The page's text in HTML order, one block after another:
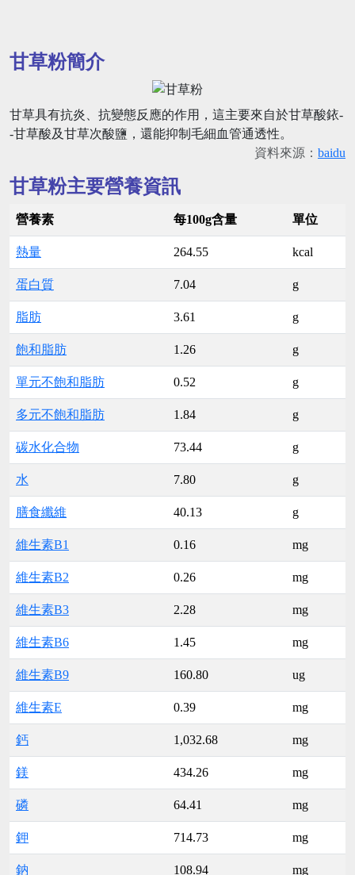
甘草粉簡介
甘草具有抗炎、抗變態反應的作用，這主要來自於甘草酸銥-
-甘草酸及甘草次酸鹽，還能抑制毛細血管通透性。
資料來源： baidu
甘草粉主要營養資訊
營養素 每100g含量 單位
熱量 264.55 kcal
蛋白質 7.04 g
脂肪 3.61 g
飽和脂肪 1.26 g
單元不飽和脂肪 0.52 g
多元不飽和脂肪 1.84 g
碳水化合物 73.44 g
水 7.80 g
膳食纖維 40.13 g
維生素B1 0.16 mg
維生素B2 0.26 mg
維生素B3 2.28 mg
維生素B6 1.45 mg
維生素B9 160.80 ug
維生素E 0.39 mg
鈣 1,032.68 mg
鎂 434.26 mg
磷 64.41 mg
鉀 714.73 mg
鈉 108.94 mg